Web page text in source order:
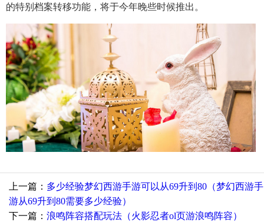
的特别档案转移功能，将于今年晚些时候推出。
上一篇： 多少经验梦幻西游手游可以从69升到80（梦幻西游手
游从69升到80需要多少经验）
下一篇： 浪鸣阵容搭配玩法（火影忍者ol页游浪鸣阵容）